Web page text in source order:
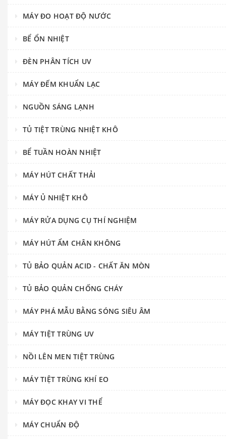
MÁY ĐO HOẠT ĐỘ NƯỚC
BỂ ỔN NHIỆT
ĐÈN PHÂN TÍCH UV
MÁY ĐẾM KHUẨN LẠC
NGUỒN SÁNG LẠNH
TỦ TIỆT TRÙNG NHIỆT KHÔ
BỂ TUẦN HOÀN NHIỆT
MÁY HÚT CHẤT THẢI
MÁY Ủ NHIỆT KHÔ
MÁY RỬA DỤNG CỤ THÍ NGHIỆM
MÁY HÚT ẨM CHÂN KHÔNG
TỦ BẢO QUẢN ACID - CHẤT ĂN MÒN
TỦ BẢO QUẢN CHỐNG CHÁY
MÁY PHÁ MẪU BẰNG SÓNG SIÊU ÂM
MÁY TIỆT TRÙNG UV
NỒI LÊN MEN TIỆT TRÙNG
MÁY TIỆT TRÙNG KHÍ EO
MÁY ĐỌC KHAY VI THỂ
MÁY CHUẨN ĐỘ